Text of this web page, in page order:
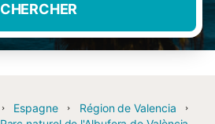
CHERCHER
Espagne
Région de Valencia